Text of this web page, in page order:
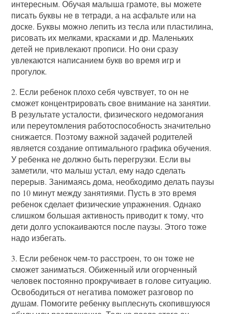
интересным. Обучая малыша грамоте, вы можете
писать буквы не в тетради, а на асфальте или на
доске. Буквы можно лепить из тесла или пластилина,
рисовать их мелками, красками и др. Маленьких
детей не привлекают прописи. Но они сразу
увлекаются написанием букв во время игр и
прогулок.
2. Если ребенок плохо себя чувствует, то он не
сможет концентрировать свое внимание на занятии.
В результате усталости, физического недомогания
или переутомления работоспособность значительно
снижается. Поэтому важной задачей родителей
является создание оптимального графика обучения.
У ребенка не должно быть перегрузки. Если вы
заметили, что малыш устал, ему надо сделать
перерыв. Занимаясь дома, необходимо делать паузы
по 10 минут между занятиями. Пусть в это время
ребенок сделает физические упражнения. Однако
слишком большая активность приводит к тому, что
дети долго успокаиваются после паузы. Этого тоже
надо избегать.
3. Если ребенок чем-то расстроен, то он тоже не
сможет заниматься. Обиженный или огорченный
человек постоянно прокручивает в голове ситуацию.
Освободиться от негатива поможет разговор по
душам. Помогите ребенку выплеснуть скопившуюся